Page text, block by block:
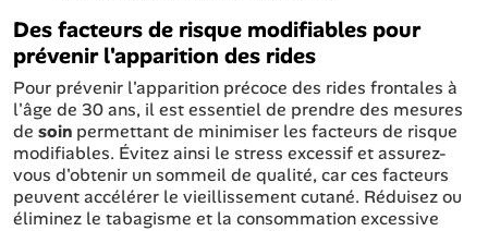
Des facteurs de risque modifiables pour
prévenir l'apparition des rides
Pour prévenir l'apparition précoce des rides frontales à
l'âge de 30 ans, il est essentiel de prendre des mesures
de soin permettant de minimiser les facteurs de risque
modifiables. Évitez ainsi le stress excessif et assurez-
vous d'obtenir un sommeil de qualité, car ces facteurs
peuvent accélérer le vieillissement cutané. Réduisez ou
éliminez le tabagisme et la consommation excessive